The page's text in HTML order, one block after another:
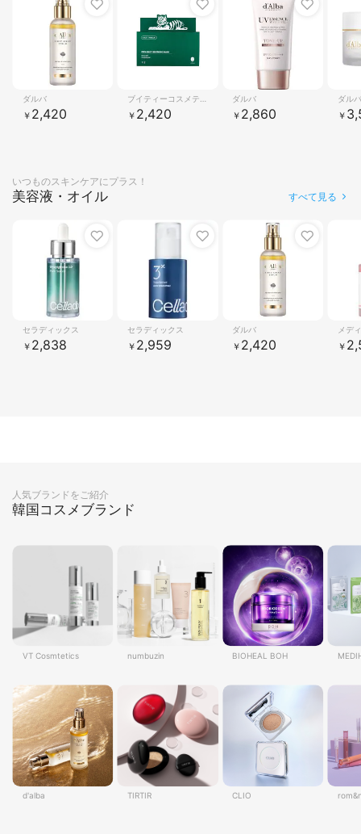
ダルバ
￥ 2,420 ￥ 2,420
ダルバ
￥ 2,860
ダルバ
￥
美容液・オイル
いつものスキンケアにプラス！
すべて見る
セラディックス
￥ 2,838
セラディックス
￥ 2,959
ダルバ
￥ 2,420
メデ
￥
韓国コスメブランド
人気ブランドをご紹介
VT Cosmtetics
d'alba
numbuzin
TIRTIR
BIOHEAL BOH
CLIO